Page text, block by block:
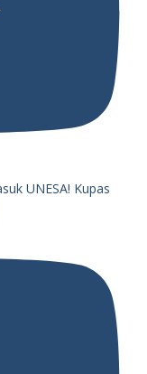
UNESA! Kupas